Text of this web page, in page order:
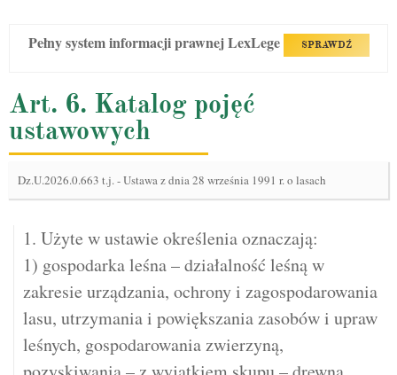
Pełny system informacji prawnej LexLege SPRAWDŹ
Art. 6. Katalog pojęć
ustawowych
Dz.U.2026.0.663 t.j.-Ustawa z dnia 28 września 1991 r. o lasach
1. Użyte w ustawie określenia oznaczają:
1) gospodarka leśna – działalność leśną w
zakresie urządzania, ochrony i zagospodarowania
lasu, utrzymania i powiększania zasobów i upraw
leśnych, gospodarowania zwierzyną,